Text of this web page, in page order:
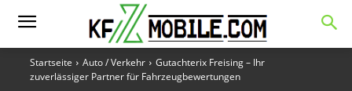
Startseite Auto / Verkehr
Gutachterix Freising – Ihr
zuverlässiger Partner für Fahrzeugbewertungen